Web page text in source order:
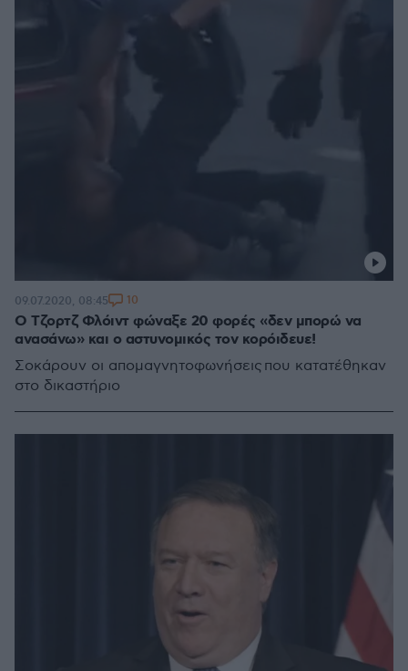
Ο Τζορτζ Φλόιντ φώναξε 20 φορές «δεν μπορώ να
ανασάνω» και ο αστυνομικός τον κορόιδευε!
Σοκάρουν οι απομαγνητοφωνήσεις που κατατέθηκαν
στο δικαστήριο
09.07.2020, 08:45 10